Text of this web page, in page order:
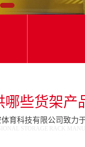
些货架产
育科技有限公司致力
STORAGE RACK